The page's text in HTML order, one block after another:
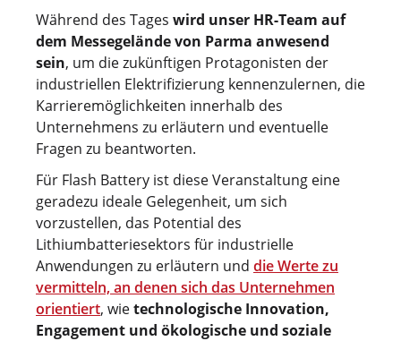
Während des Tages wird unser HR-Team auf
dem Messegelände von Parma anwesend
sein, um die zukünftigen Protagonisten der
industriellen Elektrifizierung kennenzulernen, die
Karrieremöglichkeiten innerhalb des
Unternehmens zu erläutern und eventuelle
Fragen zu beantworten.
Für Flash Battery ist diese Veranstaltung eine
geradezu ideale Gelegenheit, um sich
vorzustellen, das Potential des
Lithiumbatteriesektors für industrielle
Anwendungen zu erläutern und die Werte zu
vermitteln, an denen sich das Unternehmen
orientiert, wietechnologische Innovation,
Engagement und ökologische und soziale